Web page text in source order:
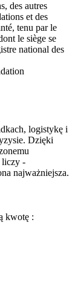
des autres
et des
tenu par le
le siège se
national des
logistykę i
Dzięki
liczy -
najważniejsza.
kwotę :